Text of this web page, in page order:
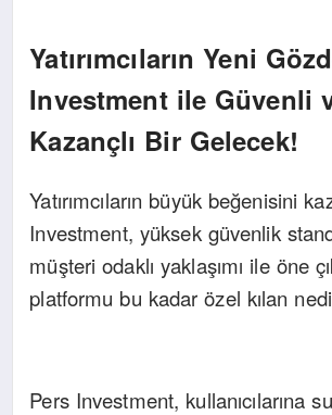
Yatırımcıların Yeni
Investment ile Güvenli
Kazançlı Bir Gelecek!
Yatırımcıların büyük beğenisini
Investment, yüksek güvenlik
müşteri odaklı yaklaşımı ile öne
platformu bu kadar özel kılan
Pers Investment, kullanıcılarına